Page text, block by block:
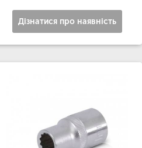
Дізнатися про наявність